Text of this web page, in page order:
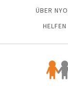
ÜBER
HELFEN